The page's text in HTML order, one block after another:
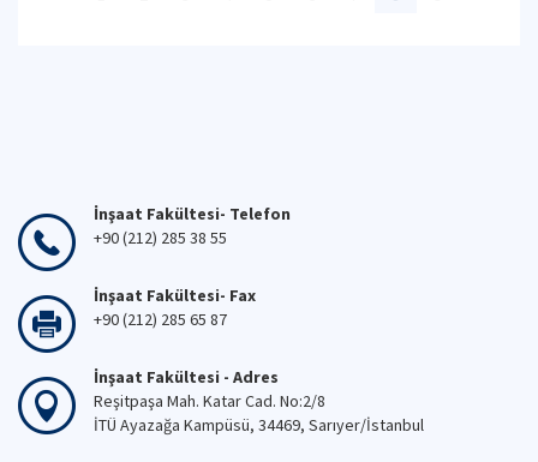
İnşaat Fakültesi- Telefon
+90 (212) 285 38 55
İnşaat Fakültesi- Fax
+90 (212) 285 65 87
İnşaat Fakültesi - Adres
Reşitpaşa Mah. Katar Cad. No:2/8
İTÜ Ayazağa Kampüsü, 34469, Sarıyer/İstanbul